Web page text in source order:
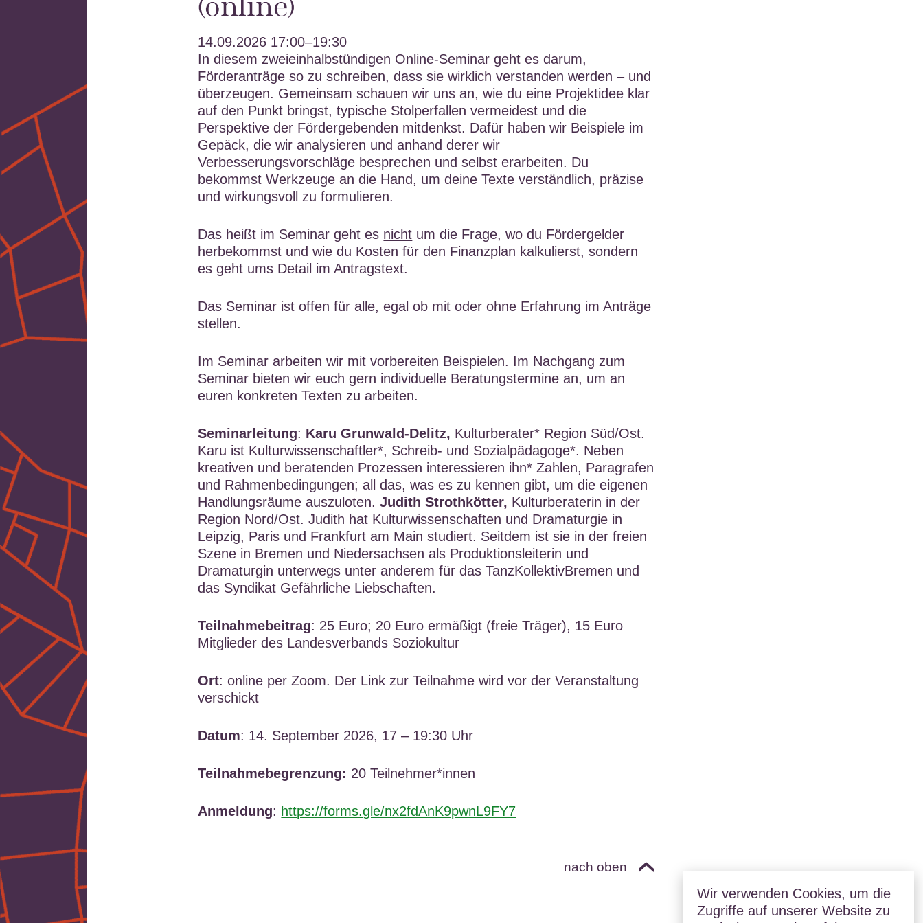
(online)
14.09.2026 17:00–19:30
In diesem zweieinhalbstündigen Online-Seminar geht es darum,
Förderanträge so zu schreiben, dass sie wirklich verstanden werden – und
überzeugen. Gemeinsam schauen wir uns an, wie du eine Projektidee klar
auf den Punkt bringst, typische Stolperfallen vermeidest und die
Perspektive der Fördergebenden mitdenkst. Dafür haben wir Beispiele im
Gepäck, die wir analysieren und anhand derer wir
Verbesserungsvorschläge besprechen und selbst erarbeiten. Du
bekommst Werkzeuge an die Hand, um deine Texte verständlich, präzise
und wirkungsvoll zu formulieren.
Das heißt im Seminar geht es nicht um die Frage, wo du Fördergelder
herbekommst und wie du Kosten für den Finanzplan kalkulierst, sondern
es geht ums Detail im Antragstext.
Das Seminar ist offen für alle, egal ob mit oder ohne Erfahrung im Anträge
stellen.
Im Seminar arbeiten wir mit vorbereiten Beispielen. Im Nachgang zum
Seminar bieten wir euch gern individuelle Beratungstermine an, um an
euren konkreten Texten zu arbeiten.
Seminarleitung: Karu Grunwald-Delitz, Kulturberater* Region Süd/Ost.
Karu ist Kulturwissenschaftler*, Schreib- und Sozialpädagoge*. Neben
kreativen und beratenden Prozessen interessieren ihn* Zahlen, Paragrafen
und Rahmenbedingungen; all das, was es zu kennen gibt, um die eigenen
Handlungsräume auszuloten.Judith Strothkötter, Kulturberaterin in der
Region Nord/Ost. Judith hat Kulturwissenschaften und Dramaturgie in
Leipzig, Paris und Frankfurt am Main studiert. Seitdem ist sie in der freien
Szene in Bremen und Niedersachsen als Produktionsleiterin und
Dramaturgin unterwegs unter anderem für das TanzKollektivBremen und
das Syndikat Gefährliche Liebschaften.
Teilnahmebeitrag: 25 Euro; 20 Euro ermäßigt (freie Träger), 15 Euro
Mitglieder des Landesverbands Soziokultur
Ort: online perZoom. Der Link zur Teilnahme wird vor der Veranstaltung
verschickt
Datum: 14. September 2026, 17 – 19:30 Uhr
Teilnahmebegrenzung: 20 Teilnehmer*innen
Anmeldung: https://forms.gle/nx2fdAnK9pwnL9FY7
nach oben
Wir verwenden Cookies, um die
Zugriffe auf unserer Website zu